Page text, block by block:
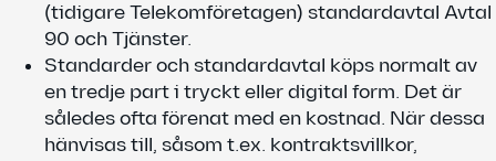
(tidigare Telekomföretagen) standardavtal Avtal
90 och Tjänster.
Standarder och standardavtal köps normalt av
en tredje part i tryckt eller digital form. Det är
således ofta förenat med en kostnad. När dessa
hänvisas till, såsom t.ex. kontraktsvillkor,